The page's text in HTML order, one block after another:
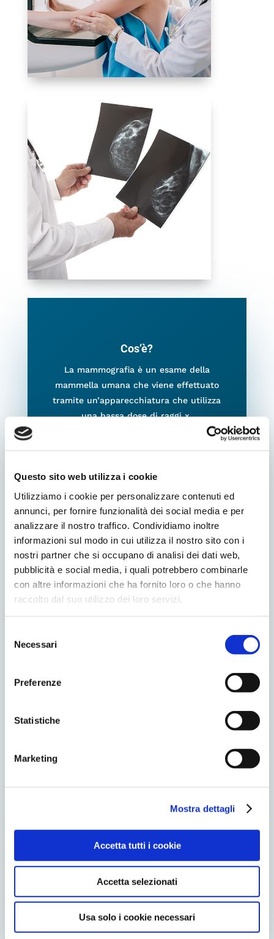
Questo sito web utilizza i cookie
Utilizziamo i cookie per personalizzare contenuti ed
annunci, per fornire funzionalità dei social media e per
analizzare il nostro traffico. Condividiamo inoltre
informazioni sul modo in cui utilizza il nostro sito con i
nostri partner che si occupano di analisi dei dati web,
pubblicità e social media, i quali potrebbero combinarle
con altre informazioni che ha fornito loro o che hanno
raccolto dal suo utilizzo dei loro servizi.
delNecessari
Preferenze
Statistiche
Marketing
Mostra dettagli
Accetta tutti i cookie
Accetta selezionati
Usa solo i cookie necessari
Cos’è?
La mammografia è un esame della
mammella umana che viene effettuato
tramite un’apparecchiatura che utilizza
una bassa dose di raggi x.
Il seno viene compresso da uno strumento
in modo da uniformare il tessuto e
migliorare la qualità dell’immagine e
ridurre la dose di radiazioni.
A cosa serve?
tumori al seno, consentendo di intervenire
Quando farla?
La mammografia è consigliata a tutte le
donne. La cadenza periodica va da un
anno, per le donne con fattori di rischio, a
due anni al massimo per tutte le altre.